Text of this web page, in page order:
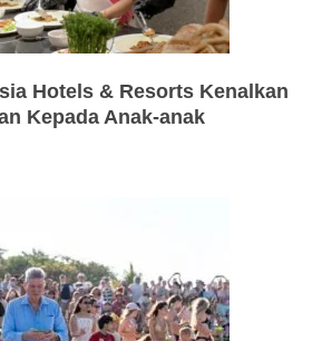
Hotels & Resorts Kenalkan
Kepada Anak-anak